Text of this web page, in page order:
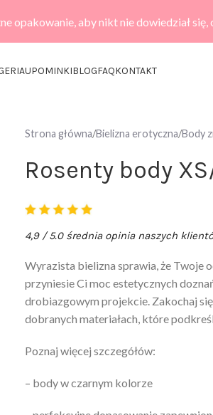
opakowanie, aby nikt nie dowiedział się,
UPOMINKIBLOGFAQKONTAKT
Strona główna Bielizna erotyczna Body
Rosenty body
4,9 / 5.0 średnia opinia naszych
Wyrazista bielizna sprawia, że Twoje
przyniesie Ci moc estetycznych
drobiazgowym projekcie. Zakochaj
dobranych materiałach, które
Poznaj więcej szczegółów:
– body w czarnym kolorze